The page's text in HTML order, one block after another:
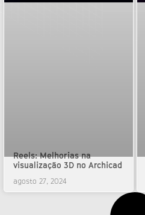
Reels: Melhorias na
visualização 3D no Archicad
agosto 27, 2024